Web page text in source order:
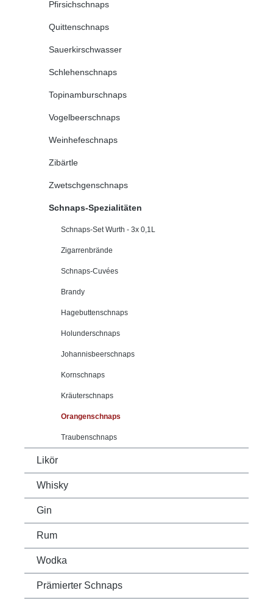
Pfirsichschnaps
Quittenschnaps
Sauerkirschwasser
Schlehenschnaps
Topinamburschnaps
Vogelbeerschnaps
Weinhefeschnaps
Zibärtle
Zwetschgenschnaps
Schnaps-Spezialitäten
Schnaps-Set Wurth - 3x 0,1L
Zigarrenbrände
Schnaps-Cuvées
Brandy
Hagebuttenschnaps
Holunderschnaps
Johannisbeerschnaps
Kornschnaps
Kräuterschnaps
Orangenschnaps
Traubenschnaps
Likör
Whisky
Gin
Rum
Wodka
Prämierter Schnaps